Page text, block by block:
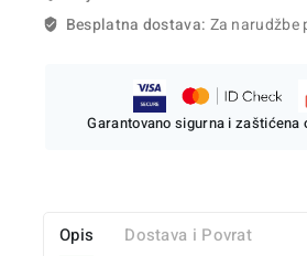
Besplatna dostava: Za narudžbe
Garantovano sigurna i zaštićena
Opis Dostava i Povrat